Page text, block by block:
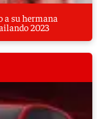
a su hermana
2023